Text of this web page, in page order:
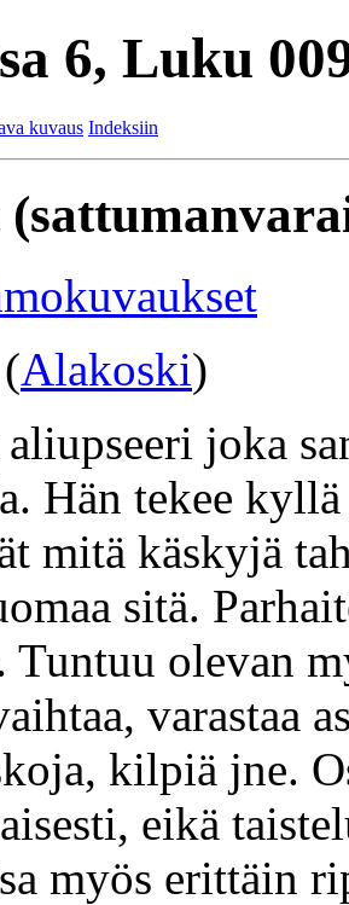
6, Luku
kuvaus Indeksiin
Alakoski)
joka
Hän tekee
mitä käskyjä
sitä.
Tuntuu olevan
varastaa
kilpiä jne.
eikä
myös erittäin